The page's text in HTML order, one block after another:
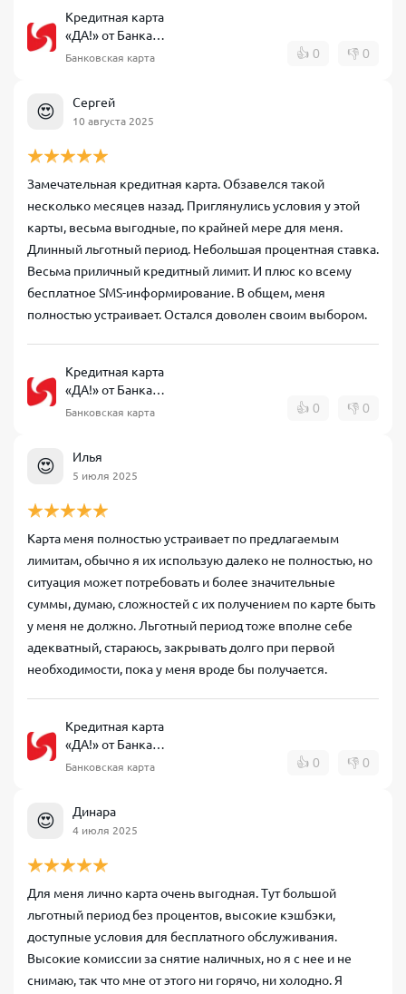
Кредитная карта
«ДА!» от Банка
Синара
Банковская карта 👍 0 👎 0
😍 Сергей
10 августа 2025
Замечательная кредитная карта. Обзавелся такой
несколько месяцев назад. Приглянулись условия у этой
карты, весьма выгодные, по крайней мере для меня.
Длинный льготный период. Небольшая процентная ставка.
Весьма приличный кредитный лимит. И плюс ко всему
бесплатное SMS-информирование. В общем, меня
полностью устраивает. Остался доволен своим выбором.
Кредитная карта
«ДА!» от Банка
Синара
Банковская карта 👍 0 👎 0
😍 Илья
5 июля 2025
Карта меня полностью устраивает по предлагаемым
лимитам, обычно я их использую далеко не полностью, но
ситуация может потребовать и более значительные
суммы, думаю, сложностей с их получением по карте быть
у меня не должно. Льготный период тоже вполне себе
адекватный, стараюсь, закрывать долго при первой
необходимости, пока у меня вроде бы получается.
Кредитная карта
«ДА!» от Банка
Синара
Банковская карта 👍 0 👎 0
😍 Динара
4 июля 2025
Для меня лично карта очень выгодная. Тут большой
льготный период без процентов, высокие кэшбэки,
доступные условия для бесплатного обслуживания.
Высокие комиссии за снятие наличных, но я с нее и не
снимаю, так что мне от этого ни горячо, ни холодно. Я